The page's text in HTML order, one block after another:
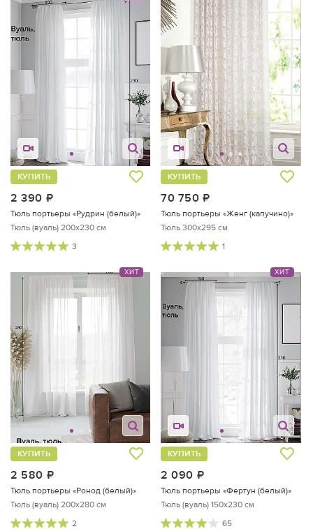
2 390
КУПИТЬ
Тюль портьеры «Рудрин (белый)»
Тюль (вуаль) 200х230 см
3
70 750
КУПИТЬ
Тюль портьеры «Женг (капучино)»
Тюль 300х295 см.
1
ХИТ
2 580
КУПИТЬ
Тюль портьеры «Ронод (белый)»
Тюль (вуаль) 200х280 см
2
ХИТ
2 090
КУПИТЬ
Тюль портьеры «Фертун (белый)»
Тюль (вуаль) 150х230 см
65